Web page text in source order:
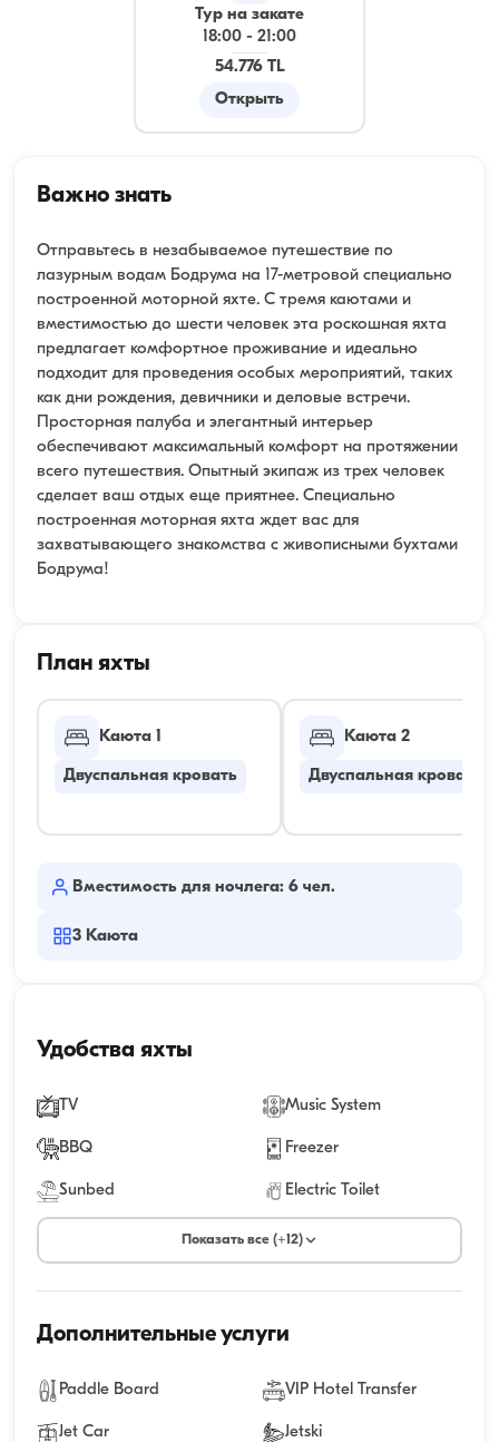
Тур на закате
18:00 - 21:00
54.776 TL
Открыть
Важно знать
Отправьтесь в незабываемое путешествие по
лазурным водам Бодрума на 17-метровой специально
построенной моторной яхте. С тремя каютами и
вместимостью до шести человек эта роскошная яхта
предлагает комфортное проживание и идеально
подходит для проведения особых мероприятий, таких
как дни рождения, девичники и деловые встречи.
Просторная палуба и элегантный интерьер
обеспечивают максимальный комфорт на протяжении
всего путешествия. Опытный экипаж из трех человек
сделает ваш отдых еще приятнее. Специально
построенная моторная яхта ждет вас для
захватывающего знакомства с живописными бухтами
Бодрума!
План яхты
Каюта 1
Двуспальная кровать
Каюта 2
Двуспальная кровать
Вместимость для ночлега: 6 чел.
3 Каюта
Удобства яхты
TV Music System
BBQ Freezer
Sunbed Electric Toilet
Показать все (+12)
Дополнительные услуги
Paddle Board VIP Hotel Transfer
Jet Car Jetski